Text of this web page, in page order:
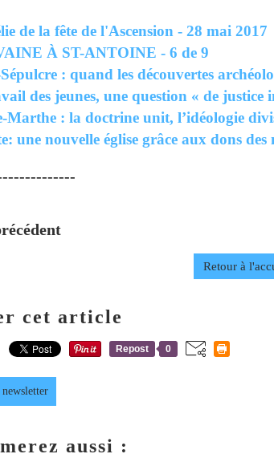
de la fête de l'Ascension - 28 mai 2017
À ST-ANTOINE - 6 de 9
: quand les découvertes
des jeunes, une question « de justice
Marthe : la doctrine unit, l’idéologie
une nouvelle église grâce aux dons des
Retour à
cet article
Repost 0
aussi :